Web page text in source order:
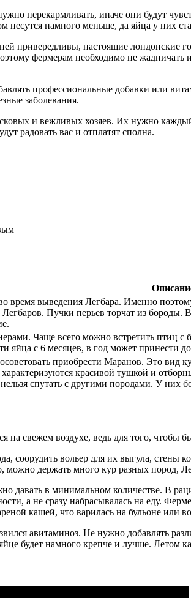
перекармливать, иначе они будут
намного меньше, да яйца у них
привередливы, настоящие лондонские
фермерам необходимо не жадничать
профессиональные добавки или
заболевания.
и вежливых хозяев. Их нужно
радовать вас и отплатят сполна.
время выведения Легбара. Именно
Пучки перьев торчат из бороды.
Чаще всего можно встретить птиц
яйца с 6 месяцев, в год может принести
приобрести Маранов. Это вид
красивой тушкой и
спутать с другими породами. У них
свежем воздухе, ведь для того, чтобы
соорудить вольер для их выгула,
можно держать много кур разных пород,
в минимальном количестве. В
а не сразу набрасывалась на еду.
кашей, что варилась на бульоне или
авитаминоз. Не нужно добавлять
будет намного крепче и лучше. Летом